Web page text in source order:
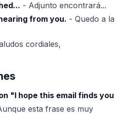
- Adjunto encontrará...
from you. - Quedo a la
cordiales,
"I hope this email finds you
esta frase es muy